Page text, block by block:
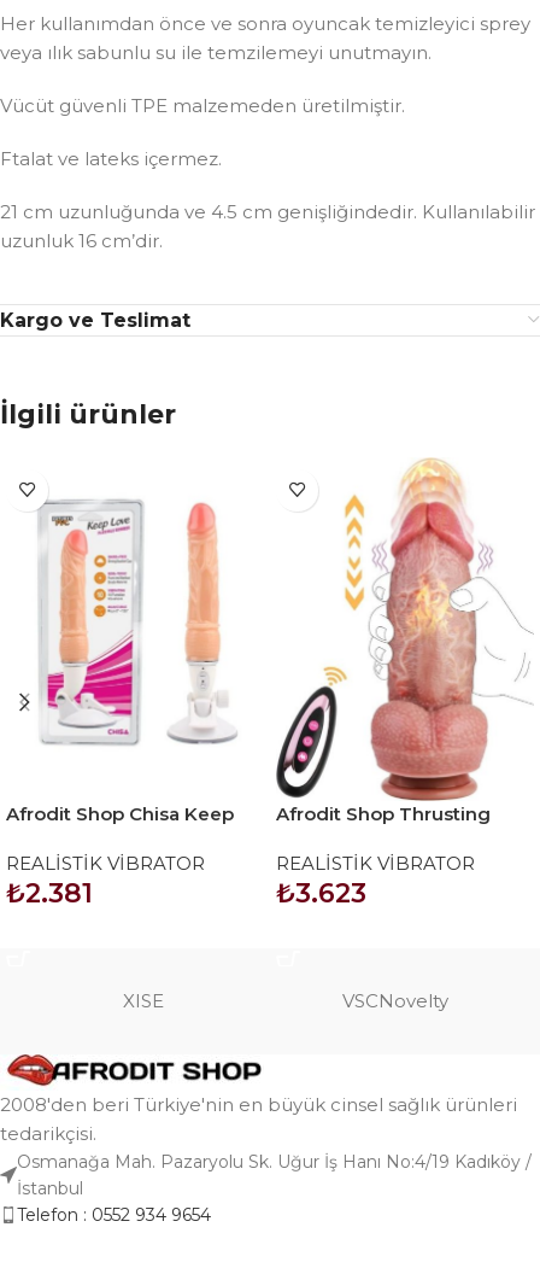
Her kullanımdan önce ve sonra oyuncak temizleyici sprey
veya ılık sabunlu su ile temzilemeyi unutmayın.
Vücüt güvenli TPE malzemeden üretilmiştir.
Ftalat ve lateks içermez.
21 cm uzunluğunda ve 4.5 cm genişliğindedir. Kullanılabilir
uzunluk 16 cm’dir.
Kargo ve Teslimat
İlgili ürünler
Afrodit Shop Chisa Keep
inç 25 Cm Vantuzlu Vibratör
REALİSTİK VİBRATOR
₺2.381
Afrodit Shop Thrusting
21 Cm
REALİSTİK VİBRATOR
₺3.623
XISE VSCNovelty
2008'den beri Türkiye'nin en büyük cinsel sağlık ürünleri
tedarikçisi.
Osmanağa Mah. Pazaryolu Sk. Uğur İş Hanı No:4/19 Kadıköy /
İstanbul
Telefon : 0552 934 9654